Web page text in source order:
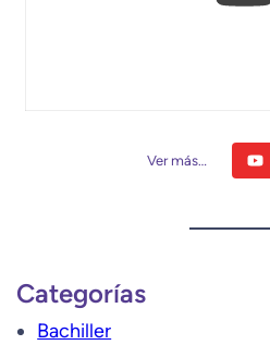
Ver más…
Categorías
Bachiller